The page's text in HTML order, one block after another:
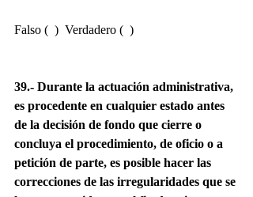
Falso (  )  Verdadero (  )
39.- Durante la actuación administrativa,
es procedente en cualquier estado antes
de la decisión de fondo que cierre o
concluya el procedimiento, de oficio o a
petición de parte, es posible hacer las
correcciones de las irregularidades que se